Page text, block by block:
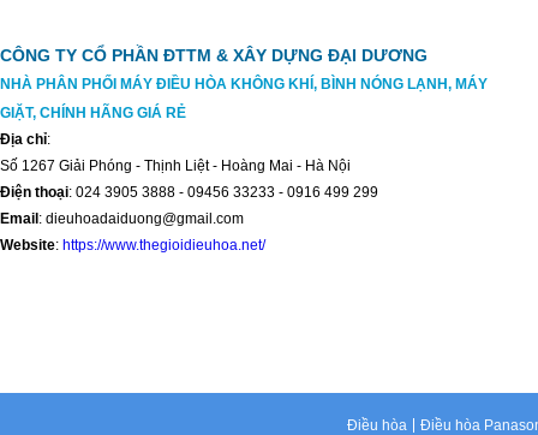
CÔNG TY CỔ PHẦN ĐTTM & XÂY DỰNG ĐẠI DƯƠNG
NHÀ PHÂN PHỐI MÁY ĐIỀU HÒA KHÔNG KHÍ, BÌNH NÓNG LẠNH, MÁY
GIẶT, CHÍNH HÃNG GIÁ RẺ
Địa chỉ:
Số 1267 Giải Phóng - Thịnh Liệt - Hoàng Mai - Hà Nội
Điện thoại: 024 3905 3888 - 09456 33233 - 0916 499 299
Email : dieuhoadaiduong@gmail.com
Website: https://www.thegioidieuhoa.net/
Điều hòa Điều hòa